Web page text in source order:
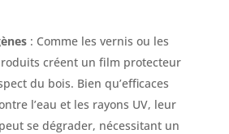
: Comme les vernis ou les
créent un film protecteur
du bois. Bien qu’efficaces
l’eau et les rayons UV, leur
se dégrader, nécessitant un